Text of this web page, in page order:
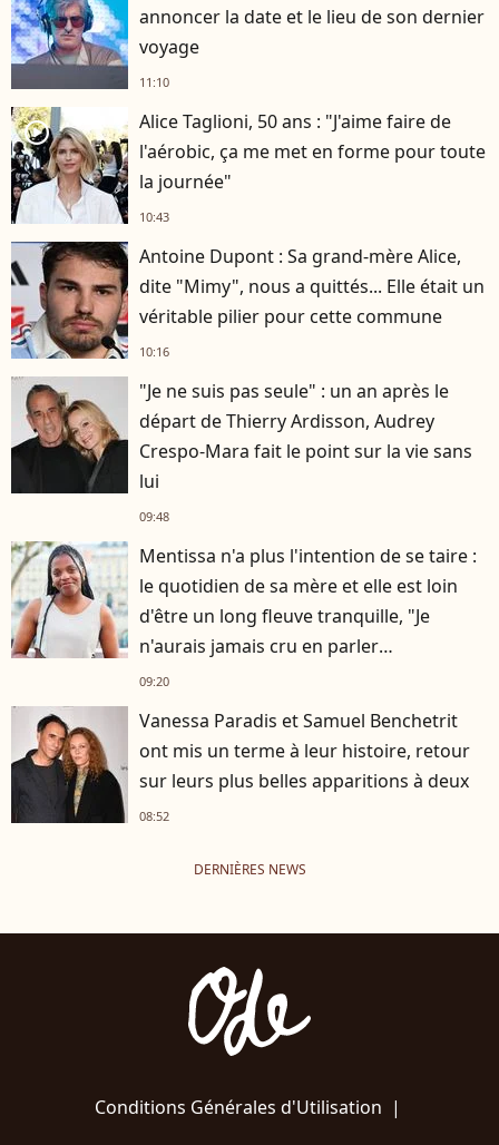
annoncer la date et le lieu de son dernier
voyage
11:10
player2
Alice Taglioni, 50 ans : "J'aime faire de
l'aérobic, ça me met en forme pour toute
la journée"
10:43
Antoine Dupont : Sa grand-mère Alice,
dite "Mimy", nous a quittés... Elle était un
véritable pilier pour cette commune
10:16
"Je ne suis pas seule" : un an après le
départ de Thierry Ardisson, Audrey
Crespo-Mara fait le point sur la vie sans
lui
09:48
Mentissa n'a plus l'intention de se taire :
le quotidien de sa mère et elle est loin
d'être un long fleuve tranquille, "Je
n'aurais jamais cru en parler
publiquement"
09:20
Vanessa Paradis et Samuel Benchetrit
ont mis un terme à leur histoire, retour
sur leurs plus belles apparitions à deux
08:52
DERNIÈRES NEWS
Conditions Générales d'Utilisation |